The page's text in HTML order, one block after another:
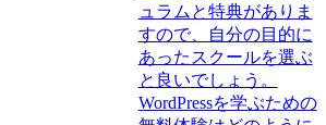
ュラムと特典がありま
すので、自分の目的に
あったスクールを選ぶ
と良いでしょう。
WordPressを学ぶための